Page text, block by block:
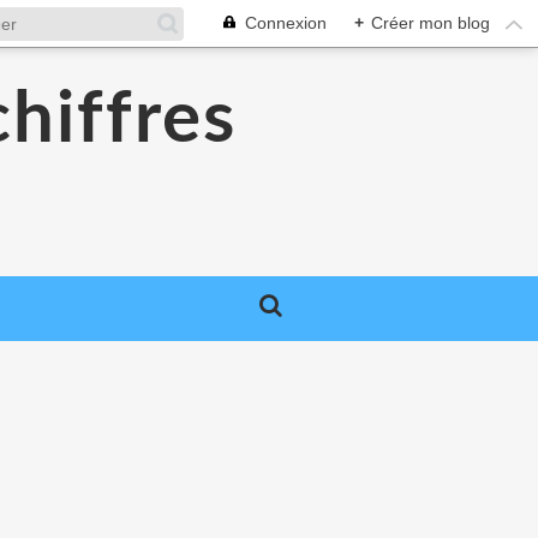
Connexion + Créer mon blog